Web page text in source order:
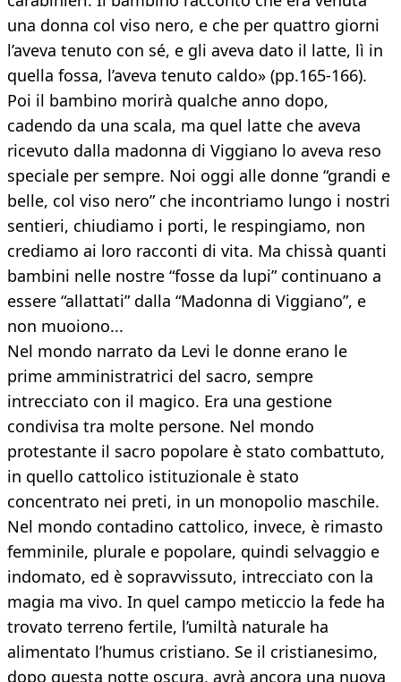
una donna col viso nero, e che per quattro giorni
l’aveva tenuto con sé, e gli aveva dato il latte, lì in
quella fossa, l’aveva tenuto caldo» (pp.165-166).
Poi il bambino morirà qualche anno dopo,
cadendo da una scala, ma quel latte che aveva
ricevuto dalla madonna di Viggiano lo aveva reso
speciale per sempre. Noi oggi alle donne “grandi e
belle, col viso nero” che incontriamo lungo i nostri
sentieri, chiudiamo i porti, le respingiamo, non
crediamo ai loro racconti di vita. Ma chissà quanti
bambini nelle nostre “fosse da lupi” continuano a
essere “allattati” dalla “Madonna di Viggiano”, e
non muoiono...
Nel mondo narrato da Levi le donne erano le
prime amministratrici del sacro, sempre
intrecciato con il magico. Era una gestione
condivisa tra molte persone. Nel mondo
protestante il sacro popolare è stato combattuto,
in quello cattolico istituzionale è stato
concentrato nei preti, in un monopolio maschile.
Nel mondo contadino cattolico, invece, è rimasto
femminile, plurale e popolare, quindi selvaggio e
indomato, ed è sopravvissuto, intrecciato con la
magia ma vivo. In quel campo meticcio la fede ha
trovato terreno fertile, l’umiltà naturale ha
alimentato l’humus cristiano. Se il cristianesimo,
dopo questa notte oscura, avrà ancora una nuova